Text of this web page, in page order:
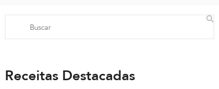
Receitas Destacadas